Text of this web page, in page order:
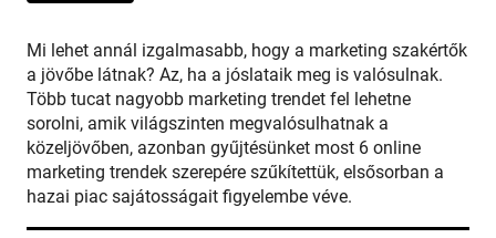
Mi lehet annál izgalmasabb, hogy a marketing szakértők
a jövőbe látnak? Az, ha a jóslataik meg is valósulnak.
Több tucat nagyobb marketing trendet fel lehetne
sorolni, amik világszinten megvalósulhatnak a
közeljövőben, azonban gyűjtésünket most 6 online
marketing trendek szerepére szűkítettük, elsősorban a
hazai piac sajátosságait figyelembe véve.